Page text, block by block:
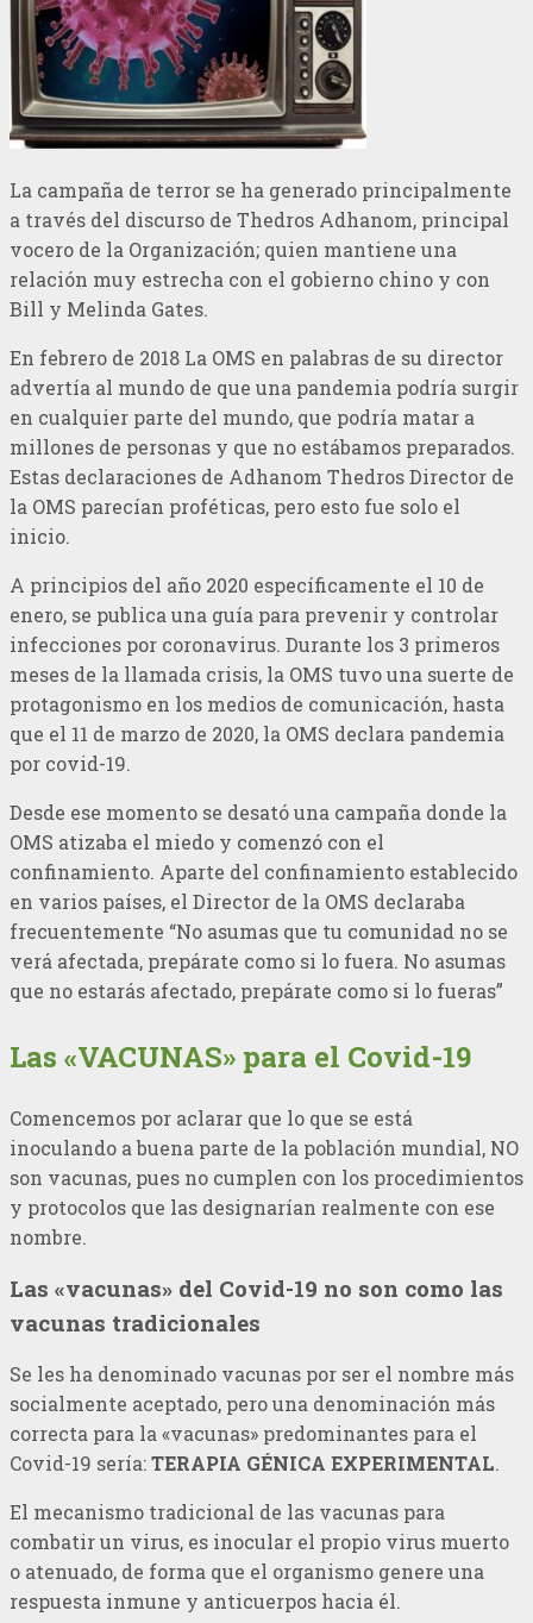
La campaña de terror se ha generado principalmente
a través del discurso de Thedros Adhanom, principal
vocero de la Organización; quien mantiene una
relación muy estrecha con el gobierno chino y con
Bill y Melinda Gates.
En febrero de 2018 La OMS en palabras de su director
advertía al mundo de que una pandemia podría surgir
en cualquier parte del mundo, que podría matar a
millones de personas y que no estábamos preparados.
Estas declaraciones de Adhanom Thedros Director de
la OMS parecían proféticas, pero esto fue solo el
inicio.
A principios del año 2020 específicamente el 10 de
enero, se publica una guía para prevenir y controlar
infecciones por coronavirus. Durante los 3 primeros
meses de la llamada crisis, la OMS tuvo una suerte de
protagonismo en los medios de comunicación, hasta
que el 11 de marzo de 2020, la OMS declara pandemia
por covid-19.
Desde ese momento se desató una campaña donde la
OMS atizaba el miedo y comenzó con el
confinamiento. Aparte del confinamiento establecido
en varios países, el Director de la OMS declaraba
frecuentemente “No asumas que tu comunidad no se
verá afectada, prepárate como si lo fuera. No asumas
que no estarás afectado, prepárate como si lo fueras”
Las «VACUNAS» para el Covid-19
Comencemos por aclarar que lo que se está
inoculando a buena parte de la población mundial, NO
son vacunas, pues no cumplen con los procedimientos
y protocolos que las designarían realmente con ese
nombre.
Las «vacunas» del Covid-19 no son como las
vacunas tradicionales
Se les ha denominado vacunas por ser el nombre más
socialmente aceptado, pero una denominación más
correcta para la «vacunas» predominantes para el
Covid-19 sería:TERAPIA GÉNICA EXPERIMENTAL.
El mecanismo tradicional de las vacunas para
combatir un virus, es inocular el propio virus muerto
o atenuado, de forma que el organismo genere una
respuesta inmune y anticuerpos hacia él.